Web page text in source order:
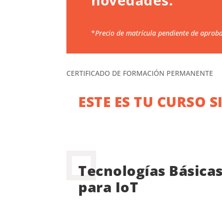
*Precio de matrícula pendiente de
CERTIFICADO DE FORMACIÓN PERMANENTE
ESTE ES TU CURSO
Tecnologías
para IoT